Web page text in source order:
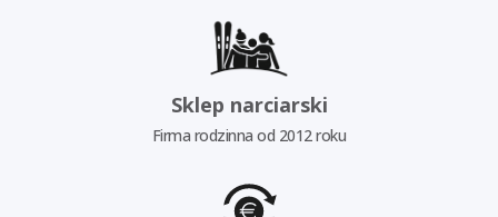
Sklep narciarski
Firma rodzinna od 2012 roku